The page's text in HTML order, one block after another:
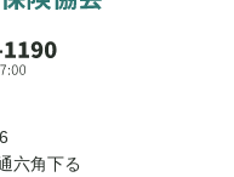
六角下る